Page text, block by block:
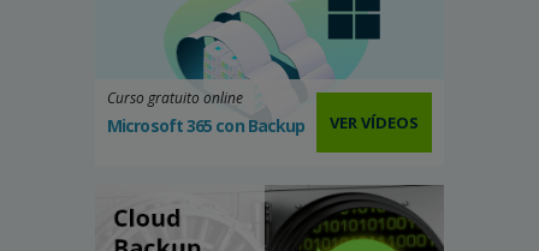
Curso gratuito online
Microsoft 365 con Backup VER VÍDEOS